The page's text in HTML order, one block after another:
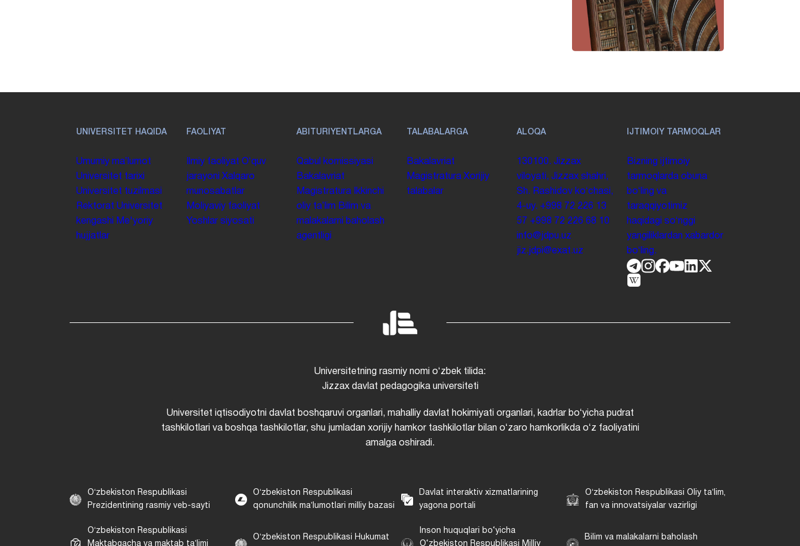
UNIVERSITET HAQIDA
Umumiy maʼlumot
Universitet tarixi
Universitet tuzilmasi
Rektorat Universitet
kengashi
Me'yoriy
hujjatlar
FAOLIYAT
Ilmiy faoliyat Oʻquv
jarayoni Xalqaro
munosabatlar
Moliyaviy faoliyat
Yoshlar siyosati
ABITURIYENTLARGA
Qabul komissiyasi
Bakalavriat
Magistratura
Ikkinchi
oliy taʼlim Bilim va
malakalarni baholash
agentligi
TALABALARGA
Bakalavriat
Magistratura Xorijiy
talabalar
ALOQA
130100. Jizzax
viloyati, Jizzax shahri,
Sh. Rashidov koʻchasi,
4-uy. +998 72 226 13
57 +998 72 226 68 10
info@jdpu.uz
jiz.jdpi@exat.uz
IJTIMOIY TARMOQLAR
Bizning ijtimoiy
tarmoqlarda obuna
boʻling va
taraqqiyotimiz
haqidagi soʻnggi
yangiliklardan xabardor
boʻling.
Universitetning rasmiy nomi oʻzbek tilida:
Jizzax davlat pedagogika universiteti
Universitet iqtisodiyotni davlat boshqaruvi organlari, mahalliy davlat hokimiyati organlari, kadrlar boʻyicha pudrat
tashkilotlari va boshqa tashkilotlar, shu jumladan xorijiy hamkor tashkilotlar bilan oʻzaro hamkorlikda oʻz faoliyatini
amalga oshiradi.
Oʻzbekiston Respublikasi
Prezidentining rasmiy veb-sayti
Oʻzbekiston Respublikasi
qonunchilik maʼlumotlari milliy bazasi
Davlat interaktiv xizmatlarining
yagona portali
Oʻzbekiston Respublikasi Oliy taʼlim,
fan va innovatsiyalar vazirligi
Oʻzbekiston Respublikasi
Maktabgacha va maktab taʼlimi
Oʻzbekiston Respublikasi Hukumat
Inson huquqlari bo‘yicha
O‘zbekiston Respublikasi Milliy
Bilim va malakalarni baholash